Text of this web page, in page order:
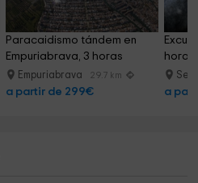
Paracaidismo tándem en
Empuriabrava, 3 horas
Empuriabrava 29.7 km
a partir de 299€
horas
a